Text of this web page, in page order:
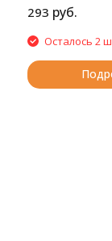
293 руб.
Осталось 2